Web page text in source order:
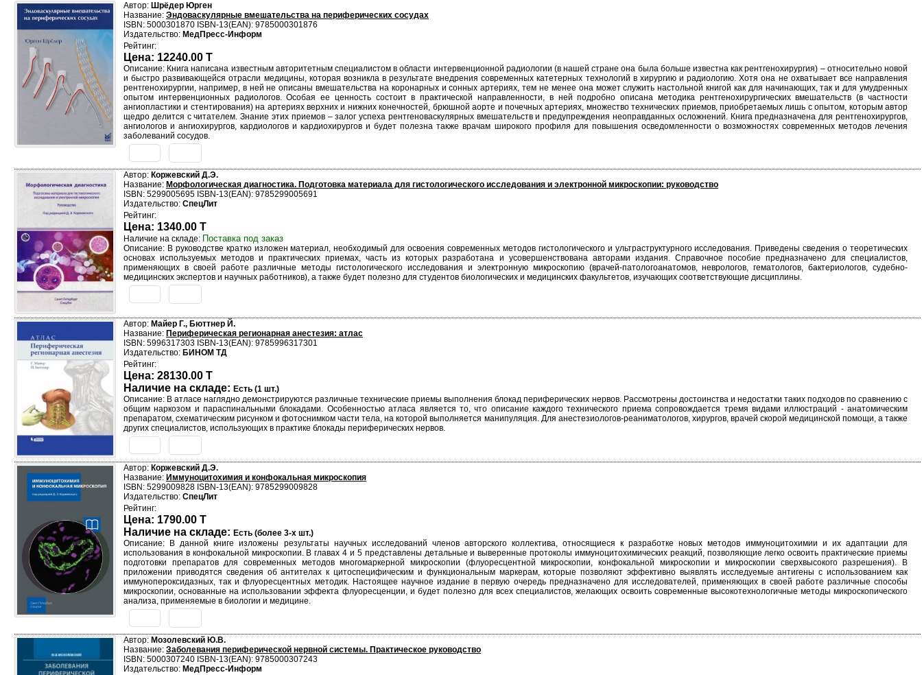
Автор: Шрёдер Юрген
Название: Эндоваскулярные вмешательства на периферических сосудах
ISBN: 5000301870 ISBN-13(EAN): 9785000301876
Издательство: МедПресс-Информ
Рейтинг:
Цена: 12240.00 T
Описание: Книга написана известным авторитетным специалистом в области интервенционной радиологии (в нашей стране она была больше известна как рентгенохирургия) – относительно новой
и быстро развивающейся отрасли медицины, которая возникла в результате внедрения современных катетерных технологий в хирургию и радиологию. Хотя она не охватывает все направления
рентгенохирургии, например, в ней не описаны вмешательства на коронарных и сонных артериях, тем не менее она может служить настольной книгой как для начинающих, так и для умудренных
опытом интервенционных радиологов. Особая ее ценность состоит в практической направленности, в ней подробно описана методика рентгенохирургических вмешательств (в частности
ангиопластики и стентирования) на артериях верхних и нижних конечностей, брюшной аорте и почечных артериях, множество технических приемов, приобретаемых лишь с опытом, которым автор
щедро делится с читателем. Знание этих приемов – залог успеха рентгеноваскулярных вмешательств и предупреждения неоправданных осложнений. Книга предназначена для рентгенохирургов,
ангиологов и ангиохирургов, кардиологов и кардиохирургов и будет полезна также врачам широкого профиля для повышения осведомленности о возможностях современных методов лечения
заболеваний сосудов.
Автор: Коржевский Д.Э.
Название: Морфологическая диагностика. Подготовка материала для гистологического исследования и электронной микроскопии: руководство
ISBN: 5299005695 ISBN-13(EAN): 9785299005691
Издательство: СпецЛит
Рейтинг:
Цена: 1340.00 T
Наличие на складе: Поставка под заказ
Описание: В руководстве кратко изложен материал, необходимый для освоения современных методов гистологического и ультраструктурного исследования. Приведены сведения о теоретических
основах используемых методов и практических приемах, часть из которых разработана и усовершенствована авторами издания. Справочное пособие предназначено для специалистов,
применяющих в своей работе различные методы гистологического исследования и электронную микроскопию (врачей-патологоанатомов, неврологов, гематологов, бактериологов, судебно-
медицинских экспертов и научных работников), а также будет полезно для студентов биологических и медицинских факультетов, изучающих соответствующие дисциплины.
Автор: Майер Г., Бюттнер Й.
Название: Периферическая регионарная анестезия: атлас
ISBN: 5996317303 ISBN-13(EAN): 9785996317301
Издательство: БИНОМ ТД
Рейтинг:
Цена: 28130.00 T
Наличие на складе: Есть (1 шт.)
Описание: В атласе наглядно демонстрируются различные технические приемы выполнения блокад периферических нервов. Рассмотрены достоинства и недостатки таких подходов по сравнению с
общим наркозом и параспинальными блокадами. Особенностью атласа является то, что описание каждого технического приема сопровождается тремя видами иллюстраций - анатомическим
препаратом, схематическим рисунком и фотоснимком части тела, на которой выполняется манипуляция. Для анестезиологов-реаниматологов, хирургов, врачей скорой медицинской помощи, а также
других специалистов, использующих в практике блокады периферических нервов.
Автор: Коржевский Д.Э.
Название: Иммуноцитохимия и конфокальная микроскопия
ISBN: 5299009828 ISBN-13(EAN): 9785299009828
Издательство: СпецЛит
Рейтинг:
Цена: 1790.00 T
Наличие на складе: Есть (более 3-х шт.)
Описание: В данной книге изложены результаты научных исследований членов авторского коллектива, относящиеся к разработке новых методов иммуноцитохимии и их адаптации для
использования в конфокальной микроскопии. В главах 4 и 5 представлены детальные и выверенные протоколы иммуноцитохимических реакций, позволяющие легко освоить практические приемы
подготовки препаратов для современных методов многомаркерной микроскопии (флуоресцентной микроскопии, конфокальной микроскопии и микроскопии сверхвысокого разрешения). В
приложении приводятся сведения об антителах к цитоспецифическим и функциональным маркерам, которые позволяют эффективно выявлять исследуемые антигены с использованием как
иммунопероксидазных, так и флуоресцентных методик. Настоящее научное издание в первую очередь предназначено для исследователей, применяющих в своей работе различные способы
микроскопии, основанные на использовании эффекта флуоресценции, и будет полезно для всех специалистов, желающих освоить современные высокотехнологичные методы микроскопического
анализа, применяемые в биологии и медицине.
Автор: Мозолевский Ю.В.
Название: Заболевания периферической нервной системы. Практическое руководство
ISBN: 5000307240 ISBN-13(EAN): 9785000307243
Издательство: МедПресс-Информ